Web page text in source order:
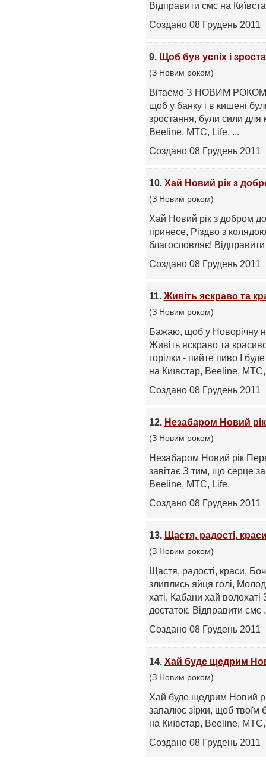
Відправити смс на
Создано 08 Грудень 2011
9. Щоб був успіх і
(З Новим роком)
Вітаємо З НОВИМ
щоб у банку і в кишені
зростання, були сили для
Beeline, МТС, Life. ...
Создано 08 Грудень 2011
10. Хай Новий рік з
(З Новим роком)
Хай Новий рік з добром
принесе, Різдво з
благословляє!
Создано 08 Грудень 2011
11. Живіть яскраво та
(З Новим роком)
Бажаю, щоб у Новорічну
Живіть яскраво та
горілки - пийте пиво І
на Київстар, Beeline,
Создано 08 Грудень 2011
12. Незабаром Новий
(З Новим роком)
Незабаром Новий рік
завітає З тим, що серце
Beeline, МТС, Life.
Создано 08 Грудень 2011
13. Щастя, радості,
(З Новим роком)
Щастя, радості, краси,
злиплись яйця голі,
хаті, Кабани хай
достаток. Відправити смс
Создано 08 Грудень 2011
14. Хай буде щедрим
(З Новим роком)
Хай буде щедрим Новий
запалює зірки, щоб твоїм
на Київстар, Beeline,
Создано 08 Грудень 2011